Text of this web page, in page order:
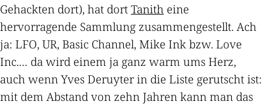
Gehackten dort), hat dortTanith eine
hervorragende Sammlung zusammengestellt. Ach
ja: LFO, UR, Basic Channel, Mike Ink bzw. Love
Inc.… da wird einem ja ganz warm ums Herz,
auch wenn Yves Deruyter in die Liste gerutscht ist:
mit dem Abstand von zehn Jahren kann man das